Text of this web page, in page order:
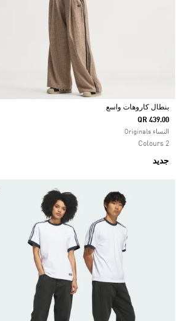
Selected
بنطال كاروهات واسع
QR 439.00
النساء Originals
2 Colours
جديد